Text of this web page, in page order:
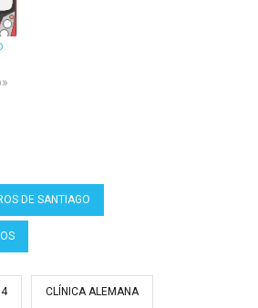
DE SANTIAGO
CLÍNICA ALEMANA